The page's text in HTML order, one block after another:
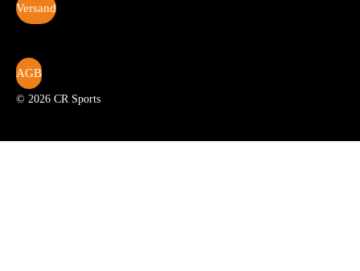
Versand
AGB
© 2026 CR Sports